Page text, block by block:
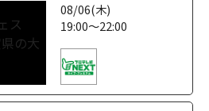
08/06(木)
19:00～22:00